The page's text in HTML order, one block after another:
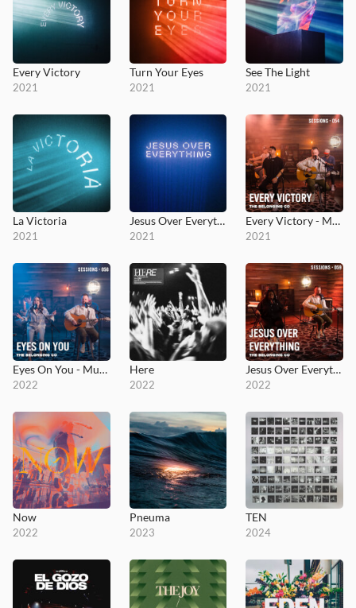
Every Victory
2021
Turn Your Eyes
2021
See The Light
2021
La Victoria
2021
Jesus Over Everything (Radio Edit)
2021
Every Victory - MultiTracks.com Session
2021
Eyes On You - MultiTracks.com Session
2022
Here
2022
Jesus Over Everything - MultiTracks.com Session
2022
Now
2022
Pneuma
2023
TEN
2024